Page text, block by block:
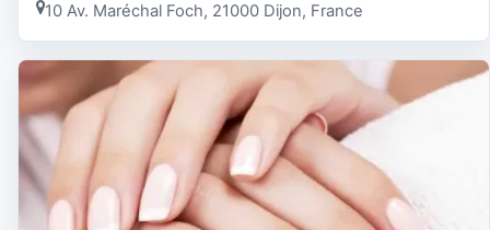
10 Av. Maréchal Foch, 21000 Dijon, France